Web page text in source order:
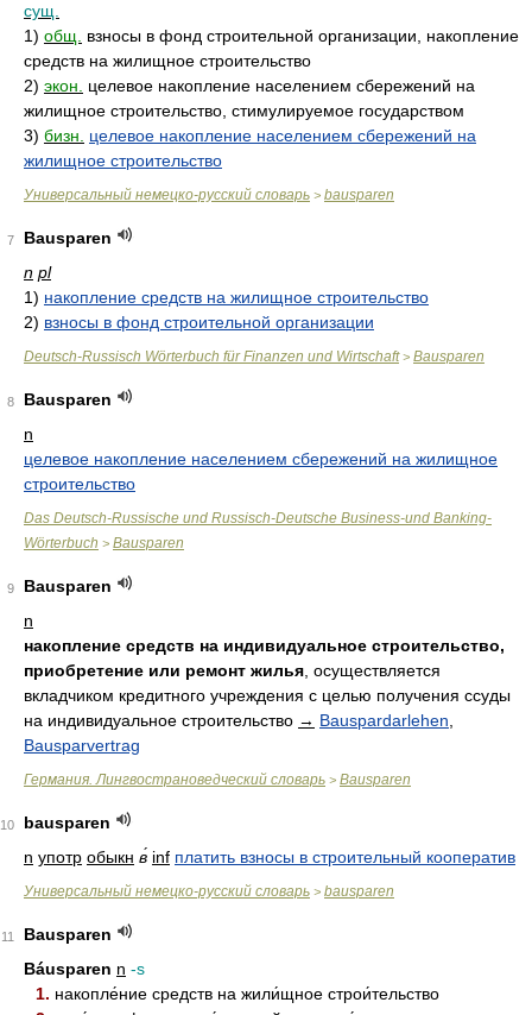
сущ.
1) общ.
взносы в фонд строительной организации, накопление
средств на жилищное строительство
2) экон.
целевое накопление населением сбережений на
жилищное строительство, стимулируемое государством
3) бизн.
целевое накопление населением сбережений на
жилищное строительство
Универсальный немецко-русский словарь > bausparen
7
Bausparen
n pl
1) накопление средств на жилищное строительство
2) взносы в фонд строительной организации
Deutsch-Russisch Wörterbuch für Finanzen und Wirtschaft> Bausparen
8
Bausparen
n
целевое накопление населением сбережений на жилищное
строительство
Das Deutsch-Russische und Russisch-Deutsche Business-und Banking-
Wörterbuch > Bausparen
9
Bausparen
n
накопление средств на индивидуальное строительство,
приобретение или ремонт жилья , осуществляется
вкладчиком кредитного учреждения с целью получения ссуды
на индивидуальное строительство → Bauspardarlehen
Bausparvertrag
Германия. Лингвострановедческий словарь > Bausparen
10
bausparen
n употр обыкн в́ inf платить взносы в строительный кооператив
Универсальный немецко-русский словарь > bausparen
11
Bausparen
Báusparen n -s
1. накопле́ние средств на жили́щное строи́тельство